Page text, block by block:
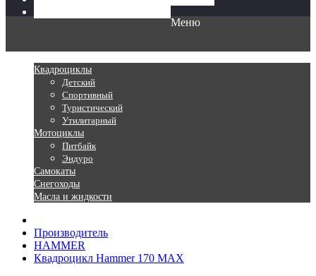
Меню
Квадроциклы
Детский
Спортивный
Туристический
Утилитарный
Мотоциклы
Питбайк
Эндуро
Самокаты
Снегоходы
Масла и жидкости
Производитель
HAMMER
Квадроцикл Hammer 170 MAX